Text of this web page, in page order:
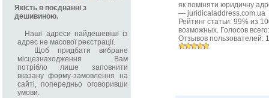
Якість в поєднанні з
дешивиною.
Наші адреси найдешевіші із
адрес не масової реєстрації.
Щоб придбати вибране
місцезнаходження Вам
потрібло лише заповнити
вказану форму-замовлення на
сайті, попередньо оговоривши
умови.
як поміняти юридичну
—juridicaladdress.com.ua
Рейтинг статьи:99% из
возможных. Голосов
Отзывов пользователей: